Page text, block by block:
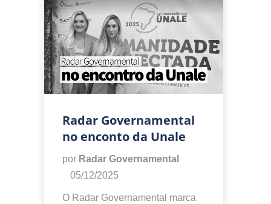
Radar Governamental
no enconto da Unale
por Radar Governamental
05/12/2025
O Radar Governamental marca